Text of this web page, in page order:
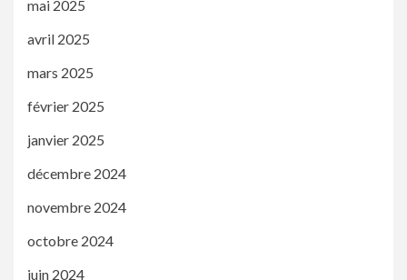
mai 2025
avril 2025
mars 2025
février 2025
janvier 2025
décembre 2024
novembre 2024
octobre 2024
juin 2024